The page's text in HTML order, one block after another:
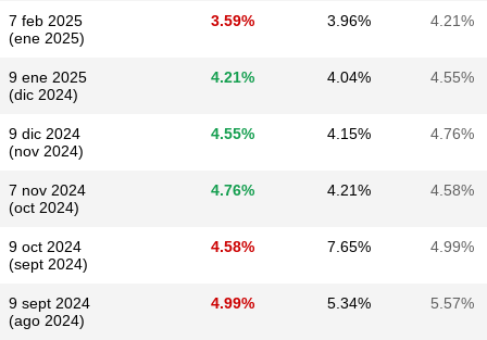
7 feb 2025
(ene 2025)
3.59% 3.96% 4.21%
9 ene 2025
(dic 2024)
4.21% 4.04% 4.55%
9 dic 2024
(nov 2024)
4.55% 4.15% 4.76%
7 nov 2024
(oct 2024)
4.76% 4.21% 4.58%
9 oct 2024
(sept 2024)
4.58% 7.65% 4.99%
9 sept 2024
(ago 2024)
4.99% 5.34% 5.57%